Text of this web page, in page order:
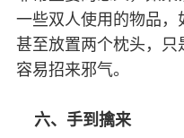
一些双人使用的物品，
甚至放置两个枕头，只
容易招来邪气。
六、手到擒来